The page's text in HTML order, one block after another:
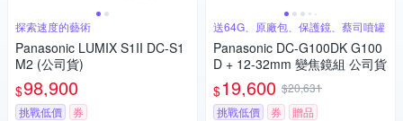
探索速度的藝術
Panasonic LUMIX S1II DC-S1
M2 (公司貨)
$98,900
挑戰低價 券
送64G、原廠包、保護鏡、蔡司噴罐
Panasonic DC-G100DK G100
D + 12-32mm 變焦鏡組 公司貨
$19,600 $20,631
挑戰低價
券 贈品